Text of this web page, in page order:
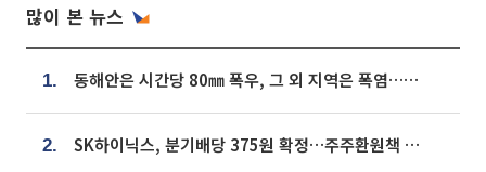
많이 본 뉴스
1. 동해안은 시간당 80㎜ 폭우, 그 외 지역은 폭염…‘극과 극 날씨’
2. SK하이닉스, 분기배당 375원 확정…주주환원책 9월로 앞당겨 발표